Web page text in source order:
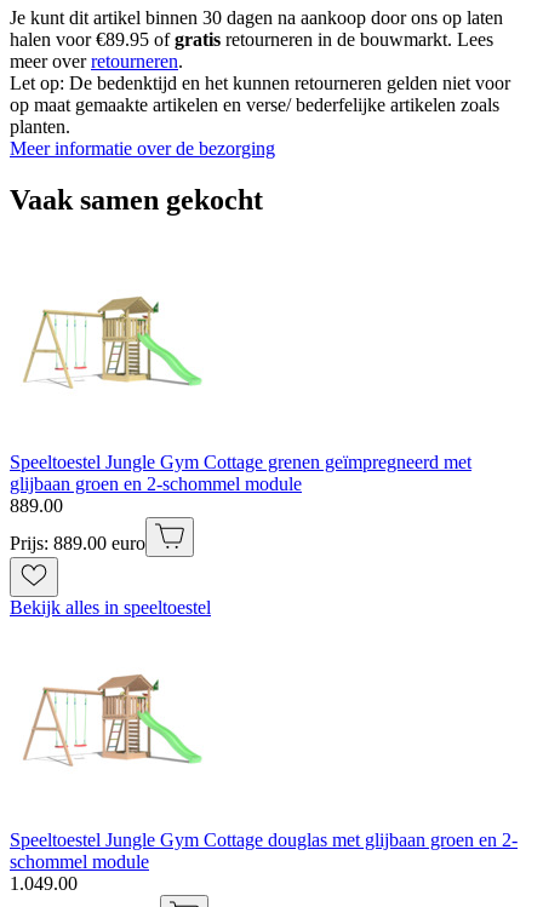
Je kunt dit artikel binnen 30 dagen na aankoop door ons op laten
halen voor €89.95 ofgratis retourneren in de bouwmarkt. Lees
meer overretourneren.
Let op: De bedenktijd en het kunnen retourneren gelden niet voor
op maat gemaakte artikelen en verse/ bederfelijke artikelen zoals
planten.
Meer informatie over de bezorging
Vaak samen gekocht
Speeltoestel Jungle Gym Cottage grenen geïmpregneerd met
glijbaan groen en 2-schommel module
889.00
Prijs: 889.00 euro
Bekijk alles in speeltoestel
Speeltoestel Jungle Gym Cottage douglas met glijbaan groen en 2-
schommel module
1 .049.00